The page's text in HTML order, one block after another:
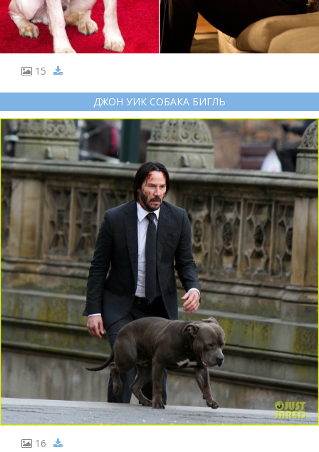
15
ДЖОН УИК СОБАКА БИГЛЬ
16